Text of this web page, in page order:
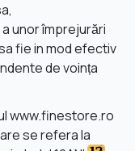
unor împrejurări
fie in mod efectiv
de voința
www.finestore.ro
se refera la